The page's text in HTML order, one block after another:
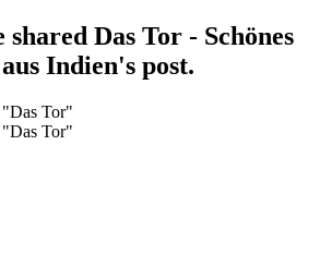
shared Das Tor - Schönes
Indien's post.
"Das Tor"
"Das Tor"